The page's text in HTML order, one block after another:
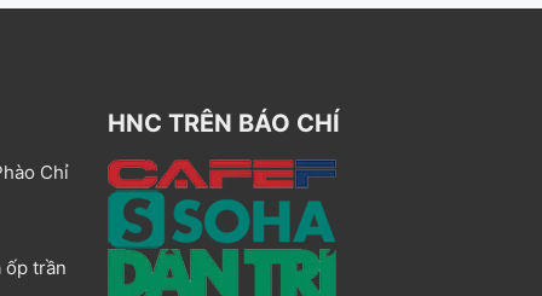
Chỉ
ốp trần
HNC TRÊN BÁO CHÍ